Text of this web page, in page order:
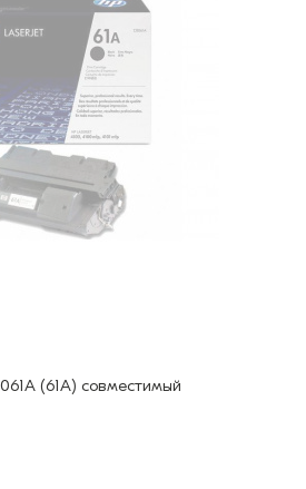
(61A) совместимый